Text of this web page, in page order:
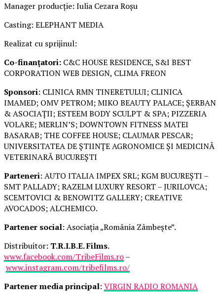
Manager producție: Iulia Cezara Roșu
Casting: ELEPHANT MEDIA
Realizat cu sprijinul:
Co-finanțatori: C&C HOUSE RESIDENCE, S&I BEST
CORPORATION WEB DESIGN, CLIMA FREON
Sponsori: CLINICA RMN TINERETULUI; CLINICA
IMAMED; OMV PETROM; MIKO BEAUTY PALACE; ȘERBAN
& ASOCIAȚII; ESTEEM BODY SCULPT & SPA; PIZZERIA
VOLARE; MERLIN’S; DOWNTOWN FITNESS MATEI
BASARAB; THE COFFEE HOUSE; CLAUMAR PESCAR;
UNIVERSITATEA DE ȘTIINȚE AGRONOMICE ȘI MEDICINĂ
VETERINARĂ BUCUREȘTI
Parteneri: AUTO ITALIA IMPEX SRL; KGM BUCUREȘTI –
SMT PALLADY; RAZELM LUXURY RESORT – JURILOVCA;
SCEMTOVICI & BENOWITZ GALLERY; CREATIVE
AVOCADOS; ALCHEMICO.
Partener social: Asociația „România Zâmbește”.
Distribuitor: T.R.I.B.E. Films.
www.facebook.com/TribeFilms.ro–
www.instagram.com/tribefilms.ro/
Partener media principal: VIRGIN RADIO ROMANIA